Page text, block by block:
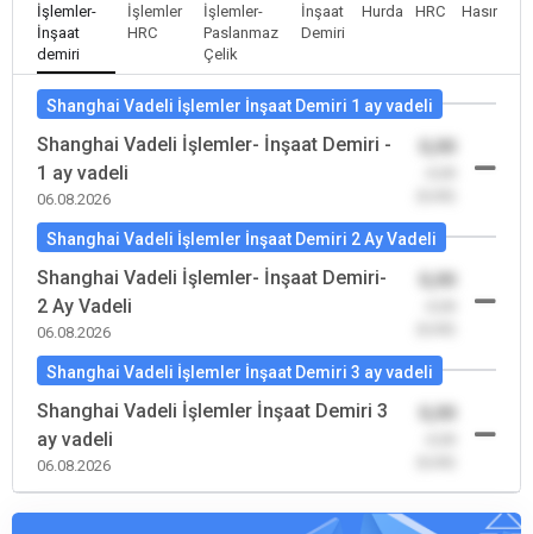
İşlemler-
İnşaat
demiri
İşlemler
HRC
İşlemler-
Paslanmaz
Çelik
İnşaat
Demiri
Hurda
HRC
Hasır
Shanghai Vadeli İşlemler İnşaat Demiri 1 ay vadeli
Shanghai Vadeli İşlemler- İnşaat Demiri -
1 ay vadeli
06.08.2026
Shanghai Vadeli İşlemler İnşaat Demiri 2 Ay Vadeli
Shanghai Vadeli İşlemler- İnşaat Demiri-
2 Ay Vadeli
06.08.2026
Shanghai Vadeli İşlemler İnşaat Demiri 3 ay vadeli
Shanghai Vadeli İşlemler İnşaat Demiri 3
ay vadeli
06.08.2026